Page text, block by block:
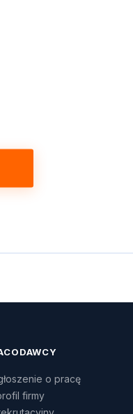
o pracę
firmy